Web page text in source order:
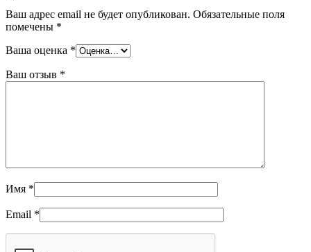
Ваш адрес email не будет опубликован. Обязательные поля
помечены *
Ваша оценка *
Ваш отзыв *
Имя *
Email *